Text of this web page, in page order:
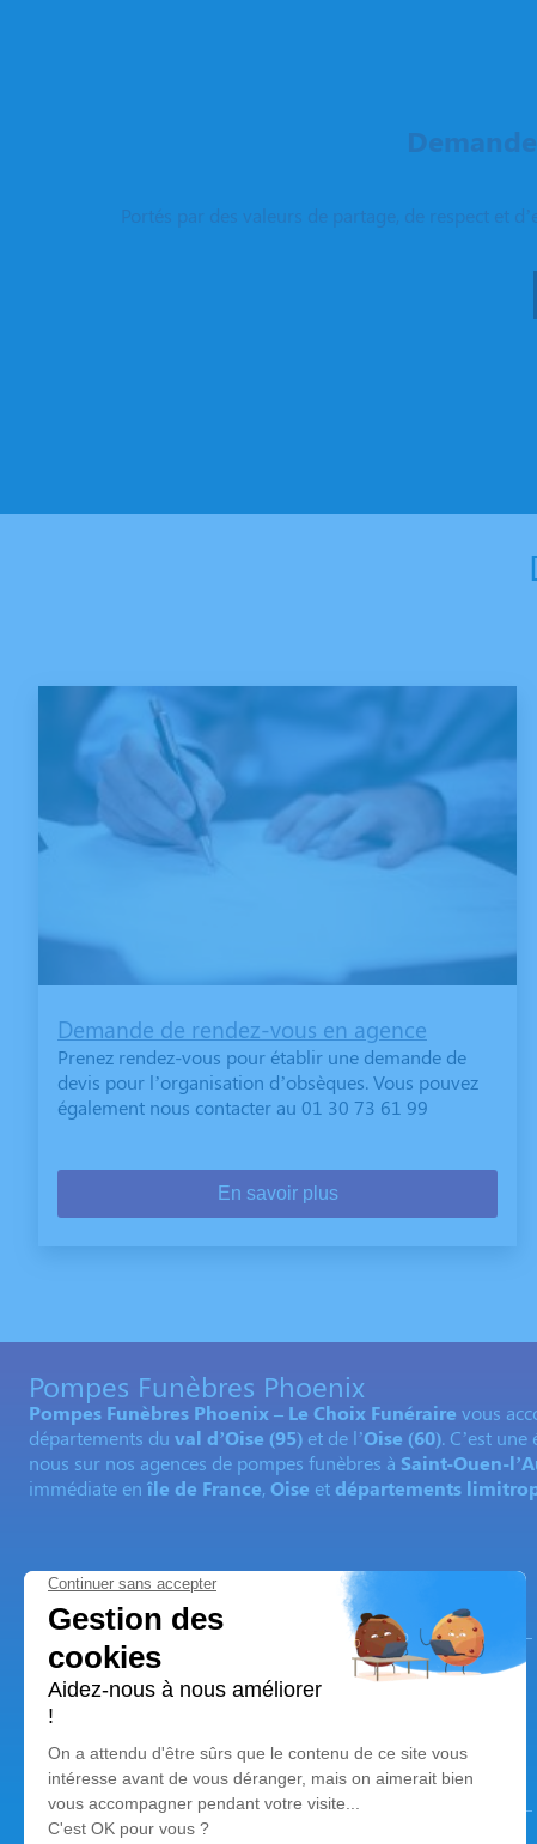
Portés par des valeurs de partage, de respect et
Demande de rendez-vous en agence
Prenez rendez-vous pour établir une demande de
devis pour l’organisation d’obsèques. Vous pouvez
également nous contacter au 01 30 73 61 99
En savoir plus
Pompes Funèbres Phoenix
Pompes Funèbres Phoenix – Le Choix Funéraire vous
départements du val d’Oise (95) et de l’Oise (60). C’est
nous sur nos agences de pompes funèbres à Saint-Ouen-
immédiate en île de France, Oise etdépartements
Nos agences
Pompes Funèbres Phoenix - Le Choix Funéraire
01 30 73 61 99
Phoenix.pontoise@gmail.com
Pompes Funèbres Phoenix - Le Choix Funéraire
01 86 61 17 12